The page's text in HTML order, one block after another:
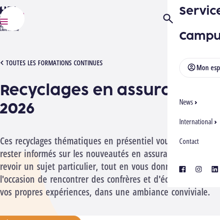
HELMo
Mon
News
International
Contact
facebook
Ouvrir/Fermer
TOUTES LES FORMATIONS CONTINUES
[1051705][2610] ASSURANCES RECYCLAGES
Recyclages en assurances
2026
Ces recyclages thématiques en présentiel vous aident à
rester informés sur les nouveautés en assurance ou à
revoir un sujet particulier, tout en vous donnant
l'occasion de rencontrer des confrères et d'échanger sur
vos propres expériences, dans une ambiance conviviale.